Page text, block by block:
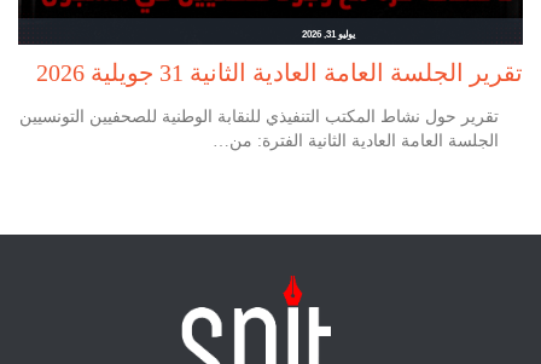
يوليو 31, 2026
تقرير الجلسة العامة العادية الثانية 31 جويلية 2026
تقرير حول نشاط المكتب التنفيذي للنقابة الوطنية للصحفيين التونسيين
الجلسة العامة العادية الثانية الفترة: من…